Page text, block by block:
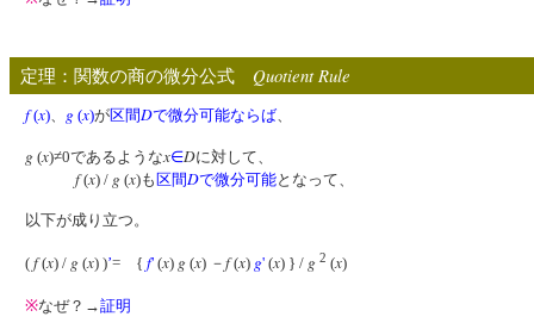
定理：関数の商の微分公式 Quotient Rule
f(x)、 g (x)が区間Dで微分可能ならば、
g (x)≠0であるようなx∈Dに対して、
f(x) / g (x)も 区間Dで微分可能となって、
以下が成り立つ。
( f(x) / g (x) )’= { f' (x) g (x) － f(x) g' (x) } / g 2 (x)
※なぜ？→証明